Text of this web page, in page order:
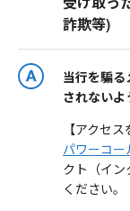
詐欺等)
当行を騙
されないよ
【アクセ
パワーコー
クト（イ
ください。